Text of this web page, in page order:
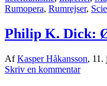
Rumopera, Rumrejser,
Philip K. Dick:
AfKasper Håkansson, 11.
Skriv en kommentar